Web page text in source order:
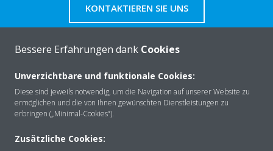
KONTAKTIEREN SIE UNS
Über Daikin
Bessere Erfahrungen dank Cookies
Unverzichtbare und funktionale Cookies:
Diese sind jeweils notwendig, um die Navigation auf unserer Website zu
ermöglichen und die von Ihnen gewünschten Dienstleistungen zu
erbringen („Minimal-Cookies“).
Zusätzliche Cookies: